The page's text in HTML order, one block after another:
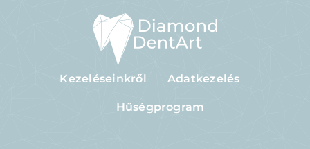
Kezeléseinkről Adatkezelés
Hűségprogram